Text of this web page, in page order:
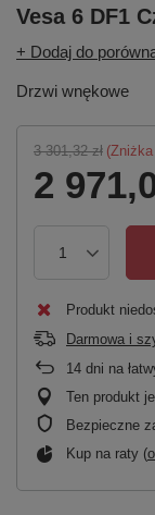
Vesa 6 DF1
+ Dodaj do
Drzwi wnękowe
3 301,32 zł (Zniżka
2
Produkt
Darmowa i
14 dni na
Ten produkt
Bezpieczne
Kup na raty (